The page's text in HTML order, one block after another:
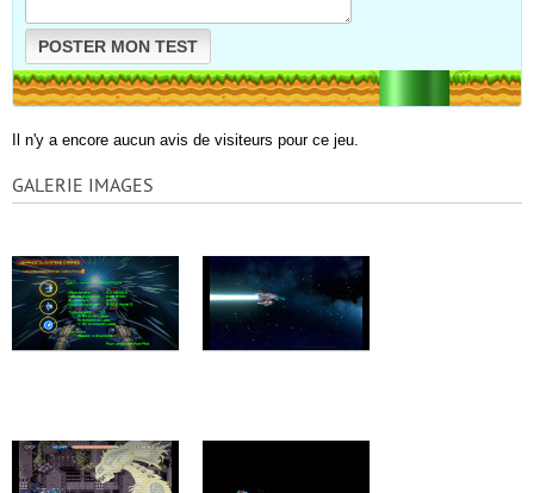
POSTER MON TEST
Il n'y a encore aucun avis de visiteurs pour ce jeu.
GALERIE IMAGES